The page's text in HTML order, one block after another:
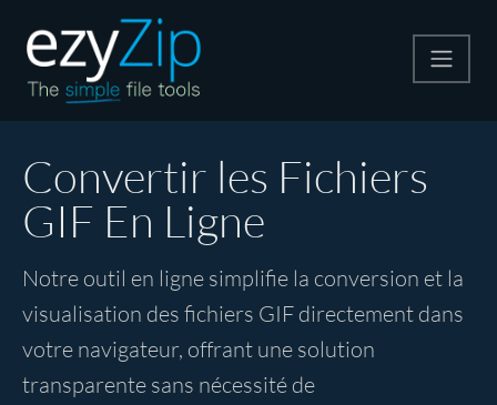
Décompresser
Convertir
Autres outils
Convertir les Fichiers
GIF En Ligne
Notre outil en ligne simplifie la conversion et la
visualisation des fichiers GIF directement dans
votre navigateur, offrant une solution
transparente sans nécessité de